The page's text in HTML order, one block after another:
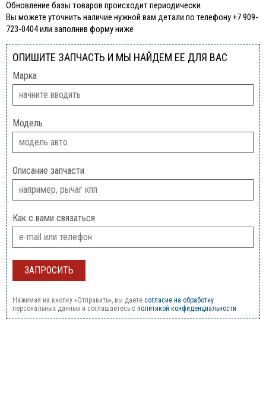
Обновление базы товаров происходит периодически.
Вы можете уточнить наличие нужной вам детали по телефону +7 909-
723-0404 или заполнив форму ниже
ОПИШИТЕ ЗАПЧАСТЬ И МЫ НАЙДЕМ ЕЕ ДЛЯ ВАС
Марка
Модель
Описание запчасти
Как с вами связаться
Нажимая на кнопку «Отправить», вы даете согласие на обработку
персональных данных и соглашаетесь c политикой конфиденциальности